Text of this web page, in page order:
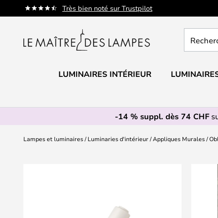
Très bien noté sur Trustpilot
Allez
au
un
LUMINAIRES INTÉRIEUR
-14 % suppl. dès 74 CHF
Lampes et luminaires Luminaries d'intérieur Appliques Murales